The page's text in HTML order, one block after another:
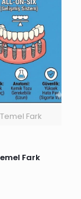
Fark
Fark